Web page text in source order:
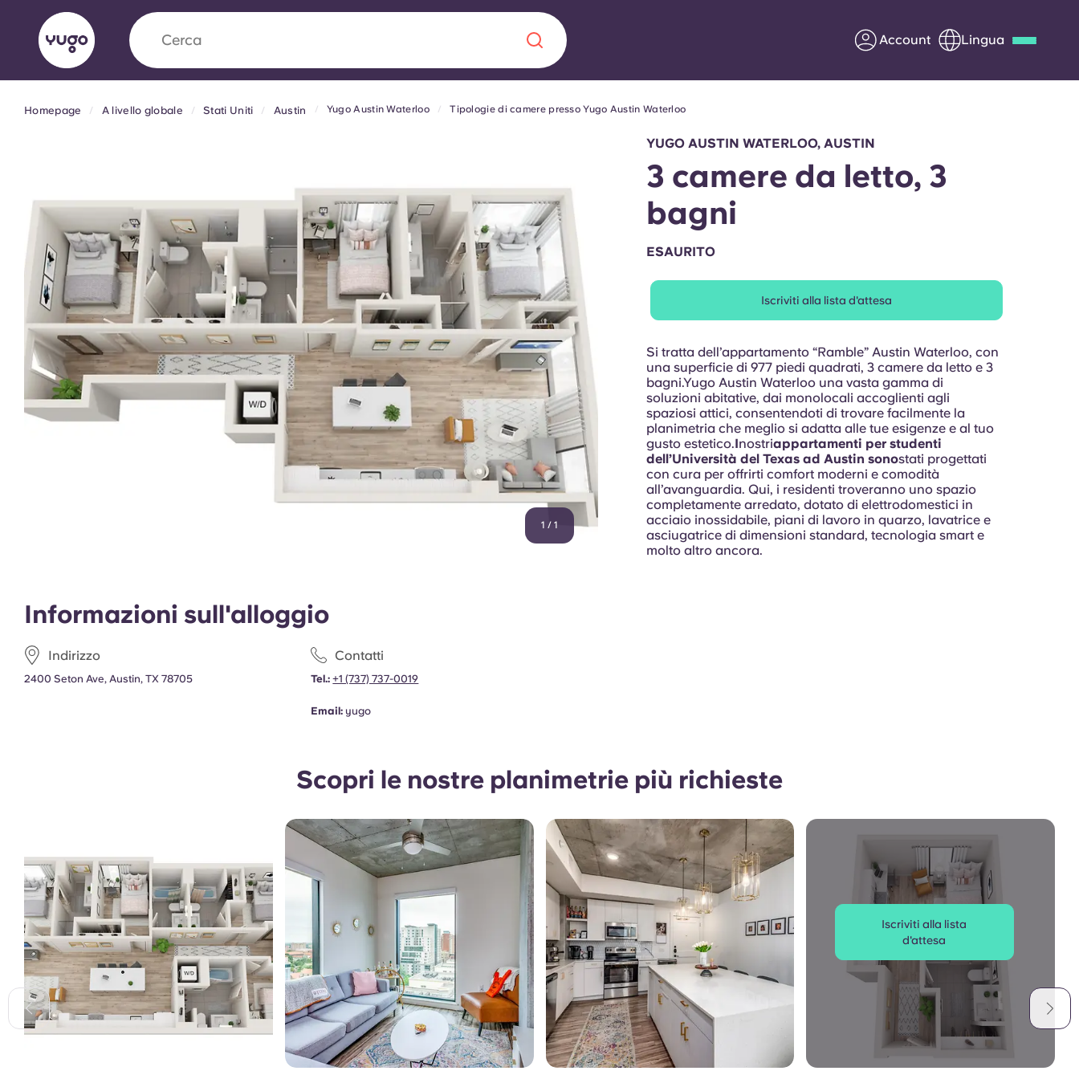
Cerca Account Lingua
Yugo VCARB: Verso una nuova era nel
settore Alloggi per Studenti
La partnership pionieristica Yugocon VCARB alimenta
l'innovazione, l'ambizione e momenti indimenticabili per gli
studenti.
genitori
English (GB) English (US)
Homepage A livello globale Stati Uniti Austin Yugo Austin Waterloo Tipologie di camere presso Yugo Austin Waterloo
1 / 1
Informazioni sull'alloggio
Indirizzo
2400 Seton Ave, Austin, TX 78705
Contatti
Tel.: +1 (737) 737-0019
Email: yugo
YUGO AUSTIN WATERLOO, AUSTIN
3 camere da letto, 3
bagni
ESAURITO
Iscriviti alla lista d'attesa
Si tratta dell’appartamento “Ramble” Austin Waterloo, con
una superficie di 977 piedi quadrati, 3 camere da letto e 3
bagni.Yugo Austin Waterloo una vasta gamma di
soluzioni abitative, dai monolocali accoglienti agli
spaziosi attici, consentendoti di trovare facilmente la
planimetria che meglio si adatta alle tue esigenze e al tuo
gusto estetico.Inostriappartamenti per studenti
dell’Università del Texas ad Austin sonostati progettati
con cura per offrirti comfort moderni e comodità
all’avanguardia. Qui, i residenti troveranno uno spazio
completamente arredato, dotato di elettrodomestici in
acciaio inossidabile, piani di lavoro in quarzo, lavatrice e
asciugatrice di dimensioni standard, tecnologia smart e
molto altro ancora.
Scopri le nostre planimetrie più richieste
Iscriviti alla lista
d'attesa